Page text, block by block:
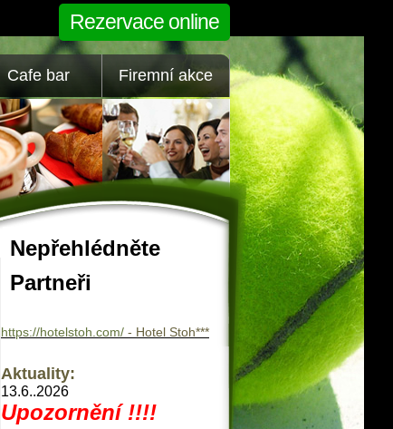
Rezervace online
Cafe bar Firemní akce
Nepřehlédněte
Partneři
https://hotelstoh.com/ - Hotel Stoh***
Aktuality:
13.6..2026
Upozornění !!!!